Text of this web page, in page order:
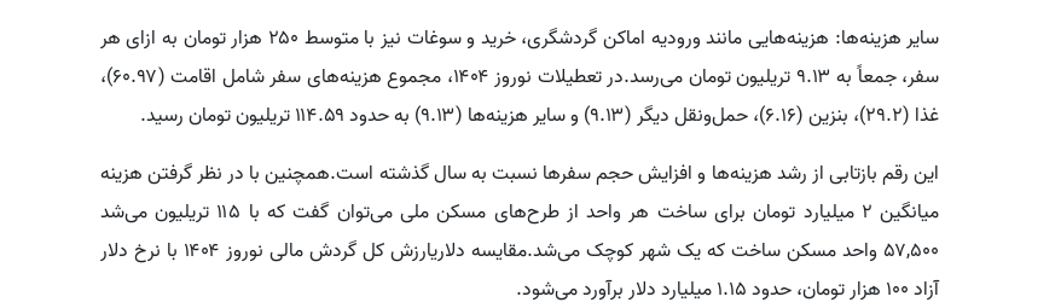
سایر هزینه‌ها: هزینه‌هایی مانند ورودیه اماکن گردشگری، خرید و سوغات نیز با متوسط ۲۵۰ هزار تومان به ازای هر
سفر، جمعاً به ۹.۱۳ تریلیون تومان می‌رسد.در تعطیلات نوروز ۱۴۰۴، مجموع هزینه‌های سفر شامل اقامت (۶۰.۹۷)،
غذا (۲۹.۲)، بنزین (۶.۱۶)، حمل‌ونقل دیگر (۹.۱۳) و سایر هزینه‌ها (۹.۱۳) به حدود ۱۱۴.۵۹ تریلیون تومان رسید.
این رقم بازتابی از رشد هزینه‌ها و افزایش حجم سفرها نسبت به سال گذشته است.همچنین با در نظر گرفتن هزینه
میانگین ۲ میلیارد تومان برای ساخت هر واحد از طرح‌های مسکن ملی می‌توان گفت که با ۱۱۵ تریلیون می‌شد
۵۷,۵۰۰ واحد مسکن ساخت که یک شهر کوچک می‌شد.مقایسه دلاریارزش کل گردش مالی نوروز ۱۴۰۴ با نرخ دلار
آزاد ۱۰۰ هزار تومان، حدود ۱.۱۵ میلیارد دلار برآورد می‌شود.